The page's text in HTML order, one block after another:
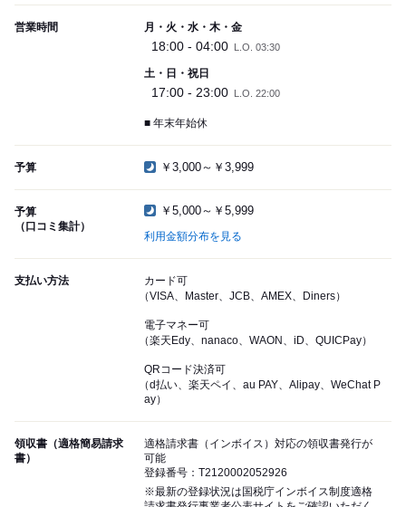
営業時間 月・火・水・木・金
18:00 - 04:00 L.O. 03:30
土・日・祝日
17:00 - 23:00 L.O. 22:00
■ 年末年始休
予算 ￥3,000～￥3,999
予算
（口コミ集計）
￥5,000～￥5,999
利用金額分布を見る
支払い方法
カード可
（VISA、Master、JCB、AMEX、Diners）
電子マネー可
（楽天Edy、nanaco、WAON、iD、QUICPay）
QRコード決済可
（d払い、楽天ペイ、au PAY、Alipay、WeChat P
ay）
領収書（適格簡易請求
書）
適格請求書（インボイス）対応の領収書発行が
可能
登録番号：T2120002052926
※最新の登録状況は国税庁インボイス制度適格